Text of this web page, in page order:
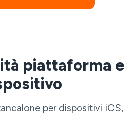
piattaforma e
per dispositivi iOS,